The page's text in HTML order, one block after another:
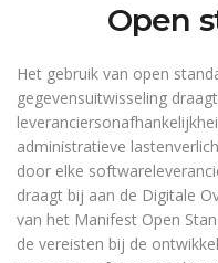
Open
Het gebruik van open
gegevensuitwisseling
administratieve
door elke
draagt bij aan de Digitale
van het Manifest Open
de vereisten bij de